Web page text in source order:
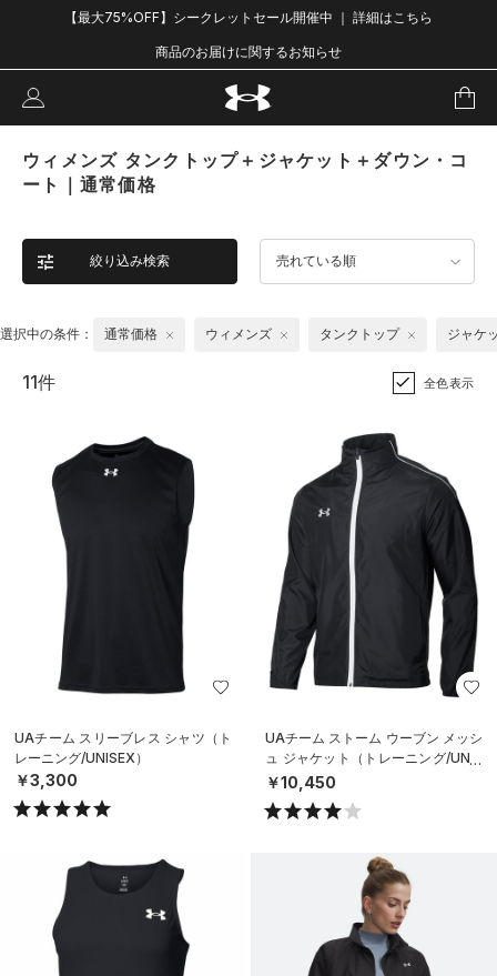
【最大75%OFF】シークレットセール開催中 ｜ 詳細はこちら
商品のお届けに関するお知らせ
ウィメンズ タンクトップ＋ジャケット＋ダウン・コ
ート｜通常価格
絞り込み検索 売れている順
選択中の条件： 通常価格 ウィメンズ タンクトップ ジャケ
11件 全色表示
UAチーム スリーブレス シャツ（ト
レーニング/UNISEX）
￥3,300
UAチーム ストーム ウーブン メッシ
ュ ジャケット（トレーニング/UNIS
EX）
￥10,450